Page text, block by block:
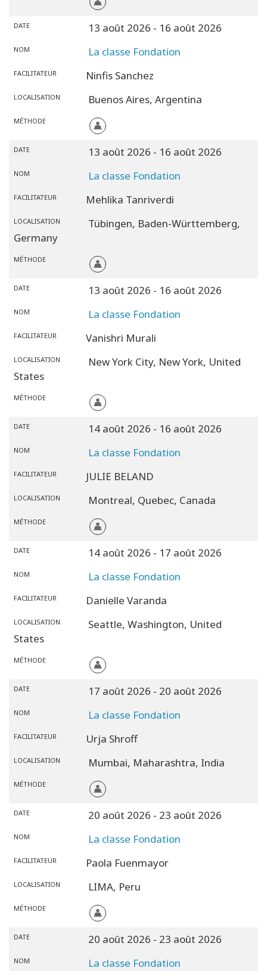
DATE 13 août 2026 - 16 août 2026
NOM La classe Fondation
FACILITATEUR Ninfis Sanchez
LOCALISATION Buenos Aires, Argentina
MÉTHODE
DATE 13 août 2026 - 16 août 2026
NOM La classe Fondation
FACILITATEUR Mehlika Tanriverdi
LOCALISATION Tübingen, Baden-Württemberg,
Germany
MÉTHODE
DATE 13 août 2026 - 16 août 2026
NOM La classe Fondation
FACILITATEUR Vanishri Murali
LOCALISATION New York City, New York, United
States
MÉTHODE
DATE 14 août 2026 - 16 août 2026
NOM La classe Fondation
FACILITATEUR JULIE BELAND
LOCALISATION Montreal, Quebec, Canada
MÉTHODE
DATE 14 août 2026 - 17 août 2026
NOM La classe Fondation
FACILITATEUR Danielle Varanda
LOCALISATION Seattle, Washington, United
States
MÉTHODE
DATE 17 août 2026 - 20 août 2026
NOM La classe Fondation
FACILITATEUR Urja Shroff
LOCALISATION Mumbai, Maharashtra, India
MÉTHODE
DATE 20 août 2026 - 23 août 2026
NOM La classe Fondation
FACILITATEUR Paola Fuenmayor
LOCALISATION LIMA, Peru
MÉTHODE
DATE 20 août 2026 - 23 août 2026
NOM La classe Fondation